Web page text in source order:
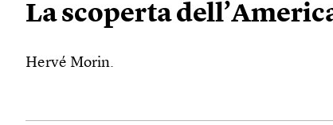
La scoperta
Hervé Morin.